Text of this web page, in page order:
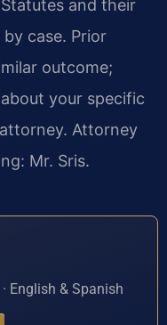
and their
case. Prior
outcome;
your specific
Attorney
Mr. Sris.
English & Spanish